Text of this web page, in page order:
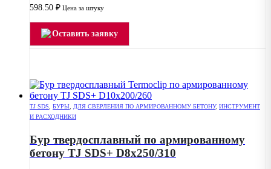
598.50 ₽ Цена за штуку
Оставить заявку
TJ SDS БУРЫ ДЛЯ СВЕРЛЕНИЯ ПО АРМИРОВАННОМУ БЕТОНУ, ИНСТРУМЕНТ
И РАСХОДНИКИ
Бур твердосплавный по армированному
бетону TJ SDS+ D8x250/310